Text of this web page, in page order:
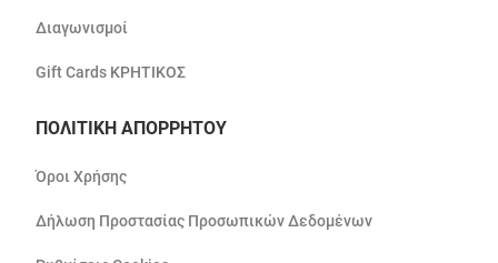
Διαγωνισμοί
Gift Cards ΚΡΗΤΙΚΟΣ
ΠΟΛΙΤΙΚΗ ΑΠΟΡΡΗΤΟΥ
Όροι Χρήσης
Δήλωση Προστασίας Προσωπικών Δεδομένων